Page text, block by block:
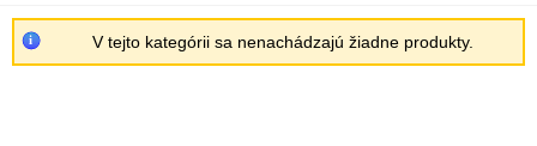
V tejto kategórii sa nenachádzajú žiadne produkty.